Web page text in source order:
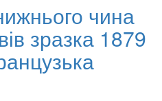
чина
зразка 1879